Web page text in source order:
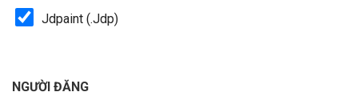
Jdpaint (.Jdp)
NGƯỜI ĐĂNG